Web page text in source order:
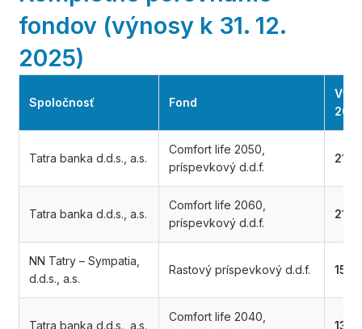
fondov (výnosy k 31. 12.
2025)
Spoločnosť Fond
Tatra banka d.d.s., a.s.
Comfort life 2050,
príspevkový d.d.f.
Tatra banka d.d.s., a.s.
Comfort life 2060,
príspevkový d.d.f.
NN Tatry – Sympatia,
d.d.s., a.s.
Rastový príspevkový d.d.f.
Tatra banka d.d.s., a.s.
Comfort life 2040,